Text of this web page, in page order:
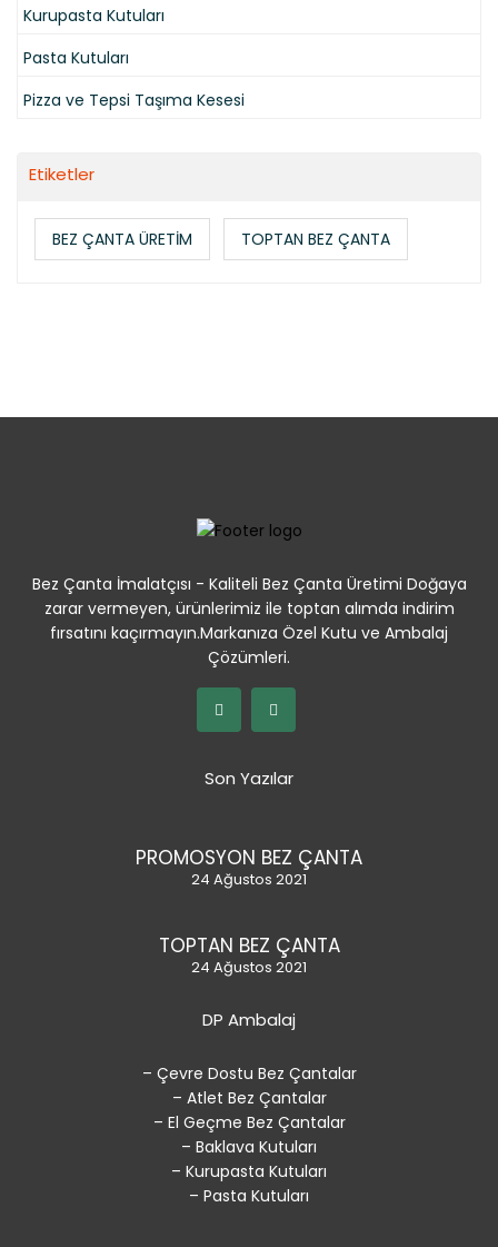
Kurupasta Kutuları
Pasta Kutuları
Pizza ve Tepsi Taşıma Kesesi
Etiketler
BEZ ÇANTA ÜRETİM TOPTAN BEZ ÇANTA
Bez Çanta İmalatçısı - Kaliteli Bez Çanta Üretimi Doğaya
zarar vermeyen, ürünlerimiz ile toptan alımda indirim
fırsatını kaçırmayın.Markanıza Özel Kutu ve Ambalaj
Çözümleri.
Son Yazılar
PROMOSYON BEZ ÇANTA
24 Ağustos 2021
TOPTAN BEZ ÇANTA
24 Ağustos 2021
DP Ambalaj
– Çevre Dostu Bez Çantalar
– Atlet Bez Çantalar
– El Geçme Bez Çantalar
– Baklava Kutuları
– Kurupasta Kutuları
– Pasta Kutuları